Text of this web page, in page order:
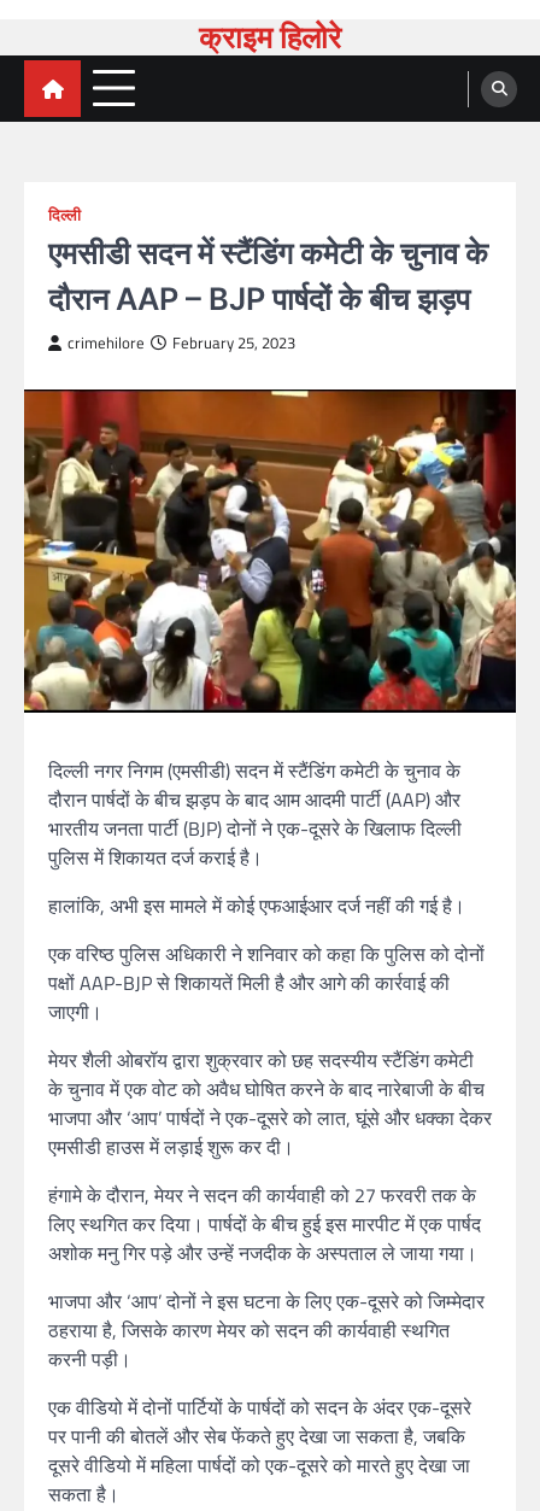
क्राइम हिलोरे
दिल्ली
एमसीडी सदन में स्टैंडिंग कमेटी के चुनाव के
दौरान AAP – BJP पार्षदों के बीच झड़प
crimehilore February 25, 2023
दिल्ली नगर निगम (एमसीडी) सदन में स्टैंडिंग कमेटी के चुनाव के
दौरान पार्षदों के बीच झड़प के बाद आम आदमी पार्टी (AAP) और
भारतीय जनता पार्टी (BJP) दोनों ने एक-दूसरे के खिलाफ दिल्ली
पुलिस में शिकायत दर्ज कराई है।
हालांकि, अभी इस मामले में कोई एफआईआर दर्ज नहीं की गई है।
एक वरिष्ठ पुलिस अधिकारी ने शनिवार को कहा कि पुलिस को दोनों
पक्षों AAP-BJP से शिकायतें मिली है और आगे की कार्रवाई की
जाएगी।
मेयर शैली ओबरॉय द्वारा शुक्रवार को छह सदस्यीय स्टैंडिंग कमेटी
के चुनाव में एक वोट को अवैध घोषित करने के बाद नारेबाजी के बीच
भाजपा और ‘आप’ पार्षदों ने एक-दूसरे को लात, घूंसे और धक्का देकर
एमसीडी हाउस में लड़ाई शुरू कर दी।
हंगामे के दौरान, मेयर ने सदन की कार्यवाही को 27 फरवरी तक के
लिए स्थगित कर दिया। पार्षदों के बीच हुई इस मारपीट में एक पार्षद
अशोक मनु गिर पड़े और उन्हें नजदीक के अस्पताल ले जाया गया।
भाजपा और ‘आप’ दोनों ने इस घटना के लिए एक-दूसरे को जिम्मेदार
ठहराया है, जिसके कारण मेयर को सदन की कार्यवाही स्थगित
करनी पड़ी।
एक वीडियो में दोनों पार्टियों के पार्षदों को सदन के अंदर एक-दूसरे
पर पानी की बोतलें और सेब फेंकते हुए देखा जा सकता है, जबकि
दूसरे वीडियो में महिला पार्षदों को एक-दूसरे को मारते हुए देखा जा
सकता है।